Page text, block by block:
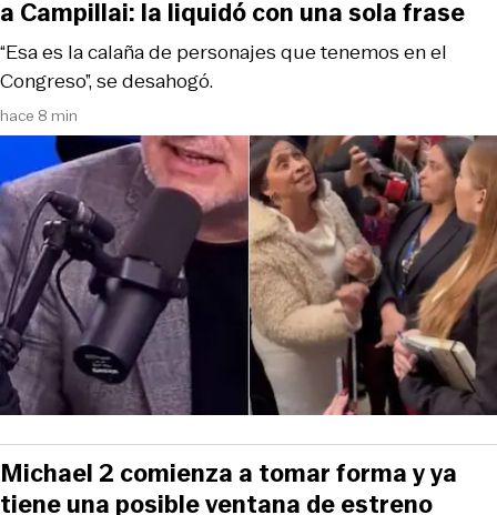
hace 8 min
“Esa es la calaña de personajes que tenemos en el
Congreso”, se desahogó.
a Campillai: la liquidó con una sola frase
Michael 2 comienza a tomar forma y ya
tiene una posible ventana de estreno